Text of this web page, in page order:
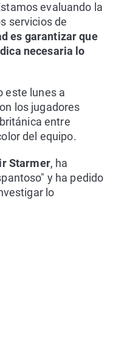
evaluando la
servicios de
es garantizar que
necesaria lo
este lunes a
los jugadores
entre
del equipo.
Starmer, ha
y ha pedido
lo